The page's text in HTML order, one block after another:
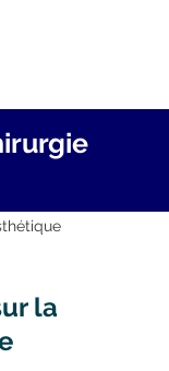
la